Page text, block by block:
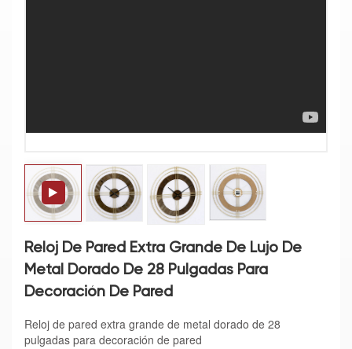
Reloj De Pared Extra Grande De Lujo De
Metal Dorado De 28 Pulgadas Para
Decoración De Pared
Reloj de pared extra grande de metal dorado de 28
pulgadas para decoración de pared